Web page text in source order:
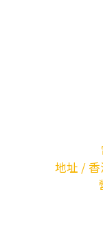
地址 /